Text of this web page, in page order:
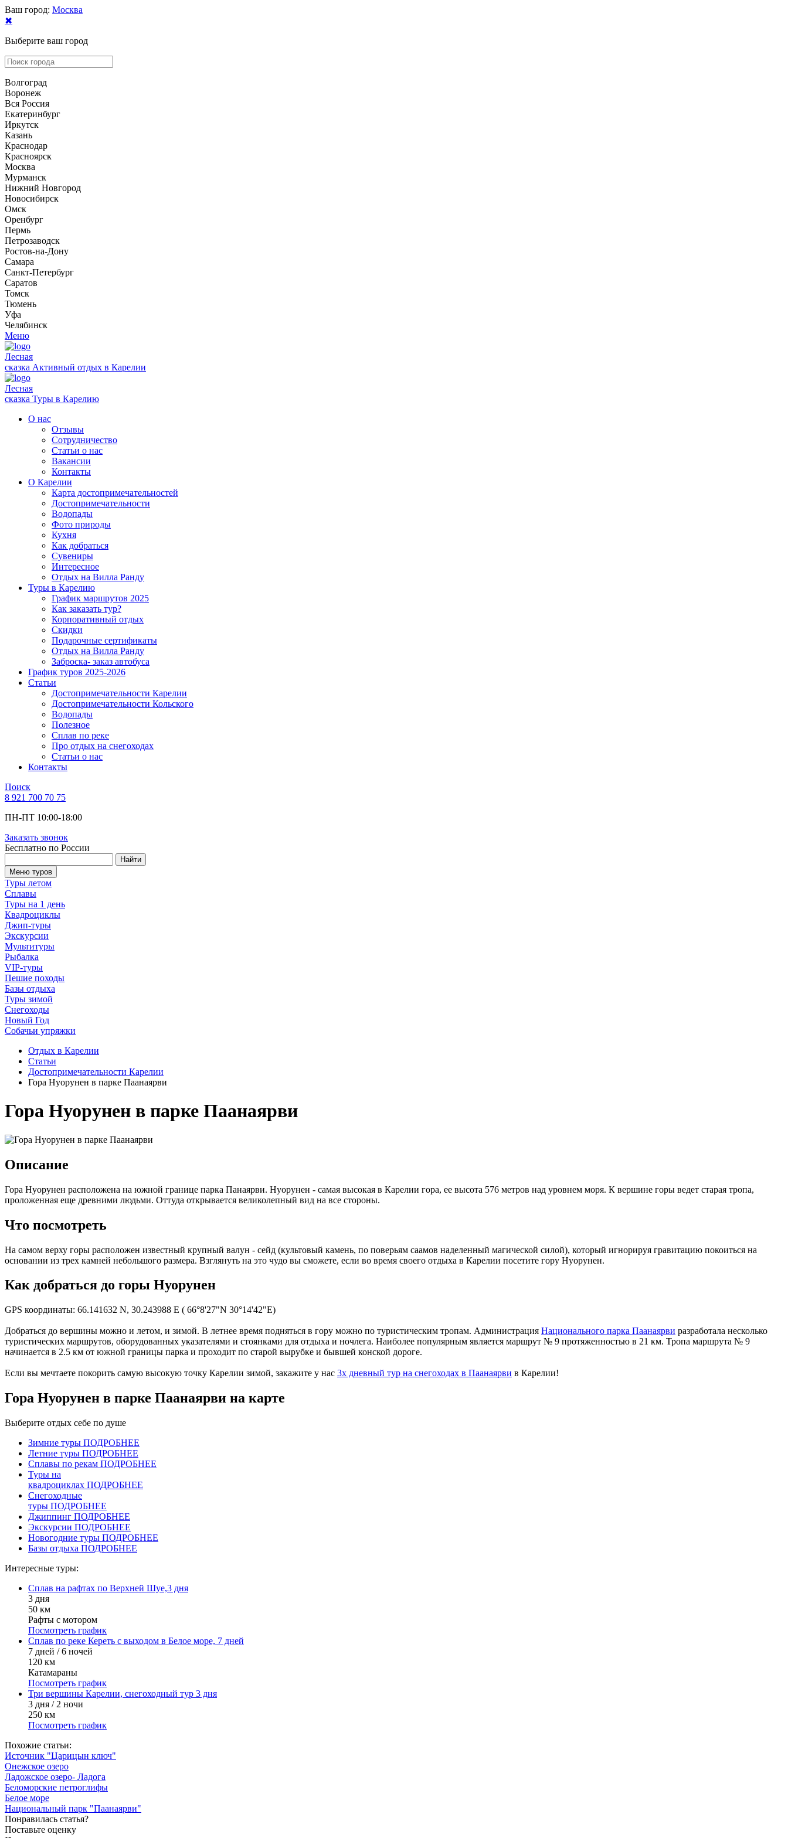
Ваш город: Москва
✖
Выберите ваш город
Волгоград
Воронеж
Вся Россия
Екатеринбург
Иркутск
Казань
Краснодар
Красноярск
Москва
Мурманск
Нижний Новгород
Новосибирск
Омск
Оренбург
Пермь
Петрозаводск
Ростов-на-Дону
Самара
Санкт-Петербург
Саратов
Томск
Тюмень
Уфа
Челябинск
Меню
Лесная
сказка Активный отдых в Карелии
Лесная
сказка Туры в Карелию
О нас
Отзывы
Сотрудничество
Статьи о нас
Вакансии
Контакты
О Карелии
Карта достопримечательностей
Достопримечательности
Водопады
Фото природы
Кухня
Как добраться
Сувениры
Интересное
Отдых на Вилла Ранду
Туры в Карелию
График маршрутов 2025
Как заказать тур?
Корпоративный отдых
Скидки
Подарочные сертификаты
Отдых на Вилла Ранду
Заброска- заказ автобуса
График туров 2025-2026
Статьи
Достопримечательности Карелии
Достопримечательности Кольского
Водопады
Полезное
Сплав по реке
Про отдых на снегоходах
Статьи о нас
Контакты
Поиск
8 921 700 70 75
ПН-ПТ 10:00-18:00
Заказать звонок
Бесплатно по России
Найти
Меню туров
Туры летом
Сплавы
Туры на 1 день
Квадроциклы
Джип-туры
Экскурсии
Мультитуры
Рыбалка
VIP-туры
Пешие походы
Базы отдыха
Туры зимой
Снегоходы
Новый Год
Собачьи упряжки
Отдых в Карелии
Статьи
Достопримечательности Карелии
Гора Нуорунен в парке Паанаярви
Гора Нуорунен в парке Паанаярви
Описание
Гора Нуорунен расположена на южной границе парка Панаярви. Нуорунен - самая высокая в Карелии гора, ее высота 576 метров над уровнем моря. К вершине горы ведет старая тропа,
проложенная еще древними людьми. Оттуда открывается великолепный вид на все стороны.
Что посмотреть
На самом верху горы расположен известный крупный валун - сейд (культовый камень, по поверьям саамов наделенный магической силой), который игнорируя гравитацию покоиться на
основании из трех камней небольшого размера. Взглянуть на это чудо вы сможете, если во время своего отдыха в Карелии посетите гору Нуорунен.
Как добраться до горы Нуорунен
GPS координаты: 66.141632 N, 30.243988 E ( 66°8'27"N 30°14'42"E)
Добраться до вершины можно и летом, и зимой. В летнее время подняться в гору можно по туристическим тропам. Администрация Национального парка Паанаярви разработала несколько
туристических маршрутов, оборудованных указателями и стоянками для отдыха и ночлега. Наиболее популярным является маршрут № 9 протяженностью в 21 км. Тропа маршрута № 9
начинается в 2.5 км от южной границы парка и проходит по старой вырубке и бывшей конской дороге.
Если вы мечтаете покорить самую высокую точку Карелии зимой, закажите у нас 3х дневный тур на снегоходах в Паанаярви в Карелии!
Гора Нуорунен в парке Паанаярви на карте
Выберите отдых себе по душе
Зимние туры ПОДРОБНЕЕ
Летние туры ПОДРОБНЕЕ
Сплавы по рекам ПОДРОБНЕЕ
Туры на
квадроциклах ПОДРОБНЕЕ
Снегоходные
туры ПОДРОБНЕЕ
Джиппинг ПОДРОБНЕЕ
Экскурсии ПОДРОБНЕЕ
Новогодние туры ПОДРОБНЕЕ
Базы отдыха ПОДРОБНЕЕ
Интересные туры:
Сплав на рафтах по Верхней Шуе,3 дня
3 дня
50 км
Рафты с мотором
Посмотреть график
Cплав по реке Кереть с выходом в Белое море, 7 дней
7 дней / 6 ночей
120 км
Катамараны
Посмотреть график
Три вершины Карелии, снегоходный тур 3 дня
3 дня / 2 ночи
250 км
Посмотреть график
Похожие статьи:
Источник "Царицын ключ"
Онежское озеро
Ладожское озеро- Ладога
Беломорские петроглифы
Белое море
Национальный парк "Паанаярви"
Понравилась статья?
Поставьте оценку